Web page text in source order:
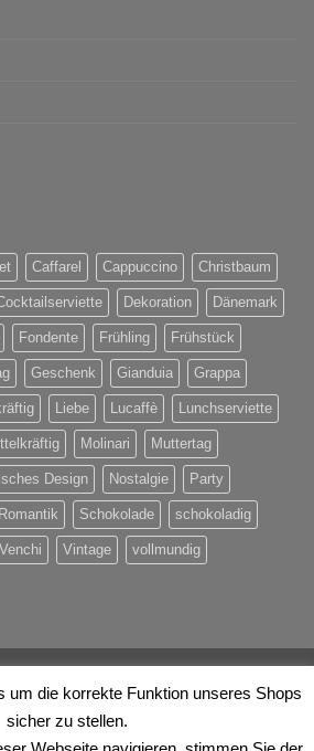
Caffarel Cappuccino Christbaum
Dekoration Dänemark
Fondente Frühling Frühstück
Geschenk Gianduia Grappa
Liebe Lucaffè Lunchserviette
Molinari Muttertag
Design Nostalgie Party
Romantik Schokolade schokoladig
Venchi Vintage vollmundig
MasterCard
Eps Rechung
KONTAKT IHRE VORTEILE
um die korrekte Funktion unseres Shops
sicher zu stellen.